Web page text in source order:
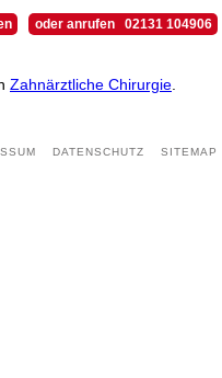
oder anrufen 02131 104906
Zahnärztliche Chirurgie.
DATENSCHUTZ SITEMAP